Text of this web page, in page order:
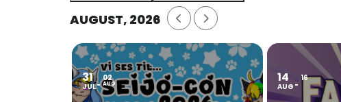
AUGUST, 2026
31
JUL
02
AUG 14
AUG
16